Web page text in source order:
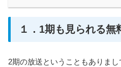
１．1期も見られる無
2期の放送ということもありまし